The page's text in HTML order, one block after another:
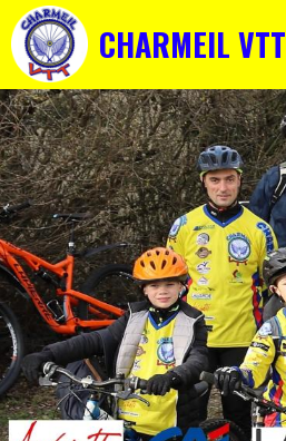
CHARMEIL VTT